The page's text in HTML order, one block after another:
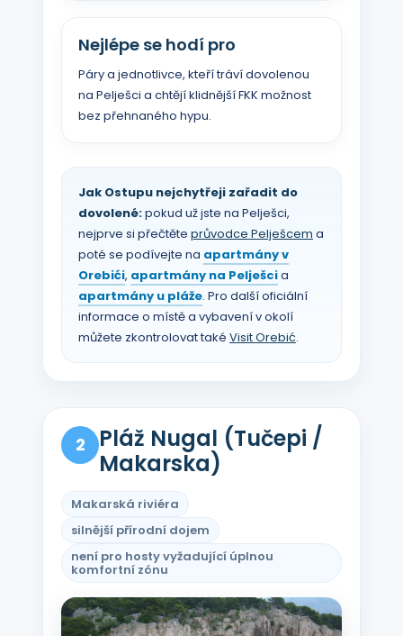
Nejlépe se hodí pro
Páry a jednotlivce, kteří tráví dovolenou
na Pelješci a chtějí klidnější FKK možnost
bez přehnaného hypu.
Jak Ostupu nejchytřeji zařadit do
dovolené:pokud už jste na Pelješci,
nejprve si přečtěte průvodce Pelješcem a
poté se podívejte na apartmány v
Orebići, apartmány na Pelješcia
apartmány u pláže. Pro další oficiální
informace o místě a vybavení v okolí
můžete zkontrolovat také Visit Orebić.
2
Pláž Nugal (Tučepi /
Makarska)
Makarská riviéra
silnější přírodní dojem
není pro hosty vyžadující úplnou
komfortní zónu